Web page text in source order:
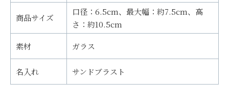
商品サイズ
口径：6.5cm、最大幅：約7.5cm、高
さ：約10.5cm
素材 ガラス
名入れ サンドブラスト